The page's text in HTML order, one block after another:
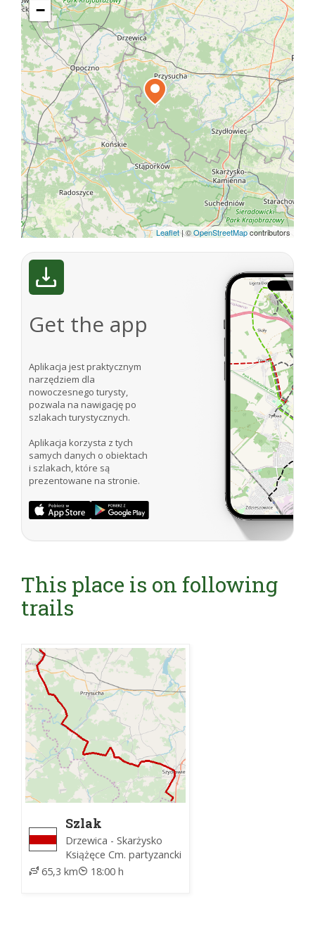
−
Leaflet|©OpenStreetMapcontributors
Get the app
Aplikacja jest praktycznym
narzędziem dla
nowoczesnego turysty,
pozwala na nawigację po
szlakach turystycznych.
Aplikacja korzysta z tych
samych danych o obiektach
i szlakach, które są
prezentowane na stronie.
This place is on following
trails
Szlak
partyzancki im.
mjr Henryka
Dobrzańskiego
"Hubala"
Drzewica - Skarżysko
Książęce Cm. partyzancki
65,3 km
18:00 h